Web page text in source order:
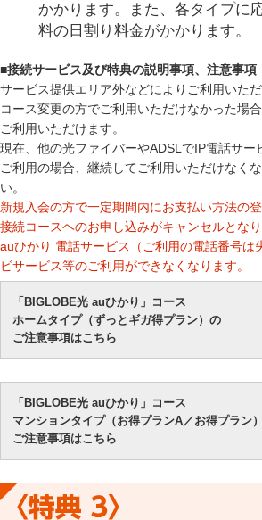
かかります。また、各タイプに
料の日割り料金がかかります。
■接続サービス及び特典の説明事項、注意事項
サービス提供エリア外などによりご利用いた
コース変更の方でご利用いただけなかった場
ご利用いただけます。
現在、他の光ファイバーやADSLでIP電話サー
ご利用の場合、継続してご利用いただけなく
い。
新規入会の方で一定期間内にお支払い方法の
接続コースヘのお申し込みがキャンセルとな
auひかり 電話サービス（ご利用の電話番号は
ビサービス等のご利用ができなくなります。
「BIGLOBE光 auひかり」コース
ホームタイプ（ずっとギガ得プラン）の
ご注意事項はこちら
「BIGLOBE光 auひかり」コース
マンションタイプ（お得プランA／お得プラン
ご注意事項はこちら